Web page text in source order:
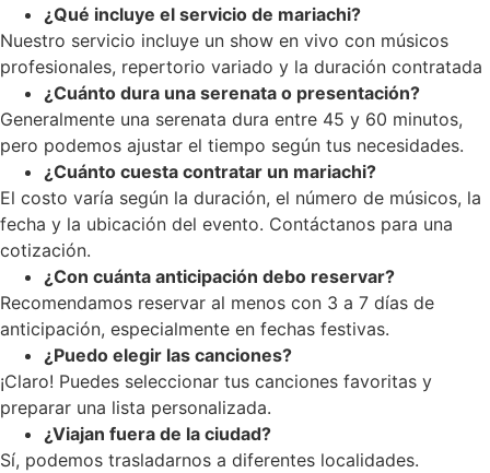
¿Qué incluye el servicio de mariachi?
Nuestro servicio incluye un show en vivo con músicos
profesionales, repertorio variado y la duración contratada
¿Cuánto dura una serenata o presentación?
Generalmente una serenata dura entre 45 y 60 minutos,
pero podemos ajustar el tiempo según tus necesidades.
¿Cuánto cuesta contratar un mariachi?
El costo varía según la duración, el número de músicos, la
fecha y la ubicación del evento. Contáctanos para una
cotización.
¿Con cuánta anticipación debo reservar?
Recomendamos reservar al menos con 3 a 7 días de
anticipación, especialmente en fechas festivas.
¿Puedo elegir las canciones?
¡Claro! Puedes seleccionar tus canciones favoritas y
preparar una lista personalizada.
¿Viajan fuera de la ciudad?
Sí, podemos trasladarnos a diferentes localidades.